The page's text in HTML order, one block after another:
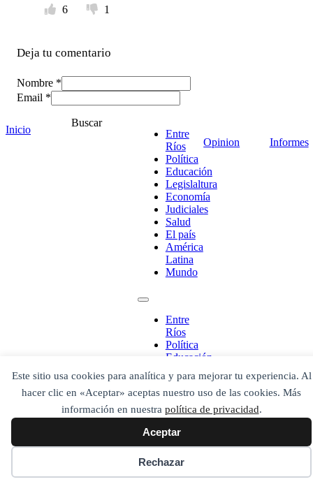
Este sitio usa cookies para analítica y para mejorar tu experiencia. Al
hacer clic en «Aceptar» aceptas nuestro uso de las cookies. Más
información en nuestra política de privacidad.
Aceptar
Rechazar
6
1
Deja tu comentario
Nombre *
Email *
Inicio
Buscar
Entre
Ríos
Política
Educación
Legislaltura
Economía
Judiciales
Salud
El país
América
Latina
Mundo
Entre
Ríos
Política
Educación
Legislaltura
Economía
Judiciales
Salud
El país
América
Latina
Mundo
Secciones
Opinion Informes
¡Ponete en contacto!
Escribe aquí abajo lo que desees buscar
luego presiona el botón "buscar"
Buscar
O bien prueba